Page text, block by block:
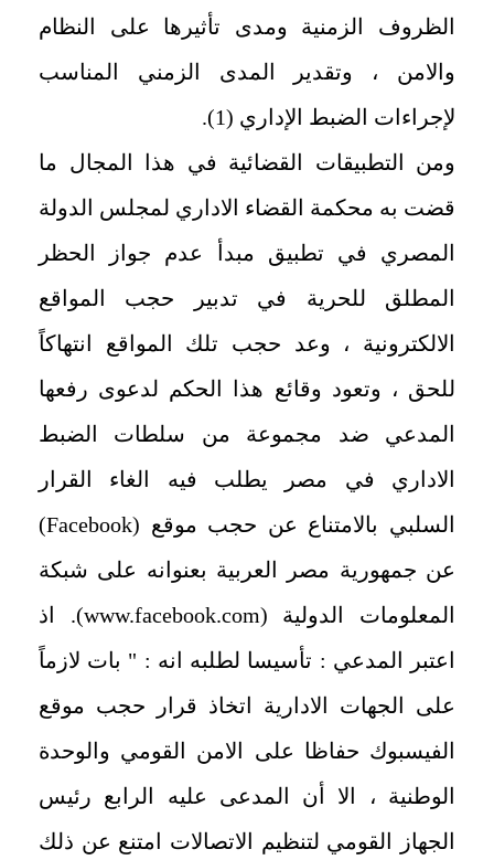
الظروف الزمنية ومدى تأثيرها على النظام
والامن ، وتقدير المدى الزمني المناسب
لإجراءات الضبط الإداري (1).
ومن التطبيقات القضائية في هذا المجال ما
قضت به محكمة القضاء الاداري لمجلس الدولة
المصري في تطبيق مبدأ عدم جواز الحظر
المطلق للحرية في تدبير حجب المواقع
الالكترونية ، وعد حجب تلك المواقع انتهاكاً
للحق ، وتعود وقائع هذا الحكم لدعوى رفعها
المدعي ضد مجموعة من سلطات الضبط
الاداري في مصر يطلب فيه الغاء القرار
السلبي بالامتناع عن حجب موقع (Facebook)
عن جمهورية مصر العربية بعنوانه على شبكة
المعلومات الدولية (www.facebook.com). اذ
اعتبر المدعي : تأسيسا لطلبه انه : " بات لازماً
على الجهات الادارية اتخاذ قرار حجب موقع
الفيسبوك حفاظا على الامن القومي والوحدة
الوطنية ، الا أن المدعى عليه الرابع رئيس
الجهاز القومي لتنظيم الاتصالات امتنع عن ذلك